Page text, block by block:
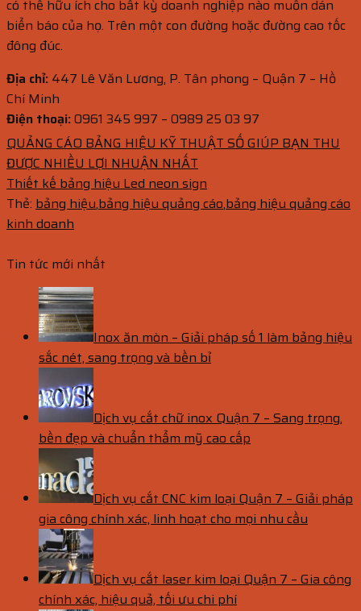
có thể hữu ích cho bất kỳ doanh nghiệp nào muốn dán
biển báo của họ. Trên một con đường hoặc đường cao tốc
đông đúc.
Địa chỉ: 447 Lê Văn Lương, P. Tân phong – Quận 7 – Hồ
Chí Minh
Điện thoại:0961 345 997 – 0989 25 03 97
QUẢNG CÁO BẢNG HIỆU KỸ THUẬT SỐ GIÚP BẠN THU
ĐƯỢC NHIỀU LỢI NHUẬN NHẤT
Thiết kế bảng hiệu Led neon sign
Thẻ: bảng hiệu,bảng hiệu quảng cáo,bảng hiệu quảng cáo
kinh doanh
Tin tức mới nhất
Inox ăn mòn – Giải pháp số 1 làm bảng hiệu
sắc nét, sang trọng và bền bỉ
Dịch vụ cắt chữ inox Quận 7 – Sang trọng,
bền đẹp và chuẩn thẩm mỹ cao cấp
Dịch vụ cắt CNC kim loại Quận 7 – Giải pháp
gia công chính xác, linh hoạt cho mọi nhu cầu
Dịch vụ cắt laser kim loại Quận 7 – Gia công
chính xác, hiệu quả, tối ưu chi phí